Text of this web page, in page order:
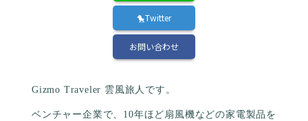
🐤Twitter
お問い合わせ
Gizmo Traveler 雲風旅人です。
ベンチャー企業で、10年ほど扇風機などの家電製品を